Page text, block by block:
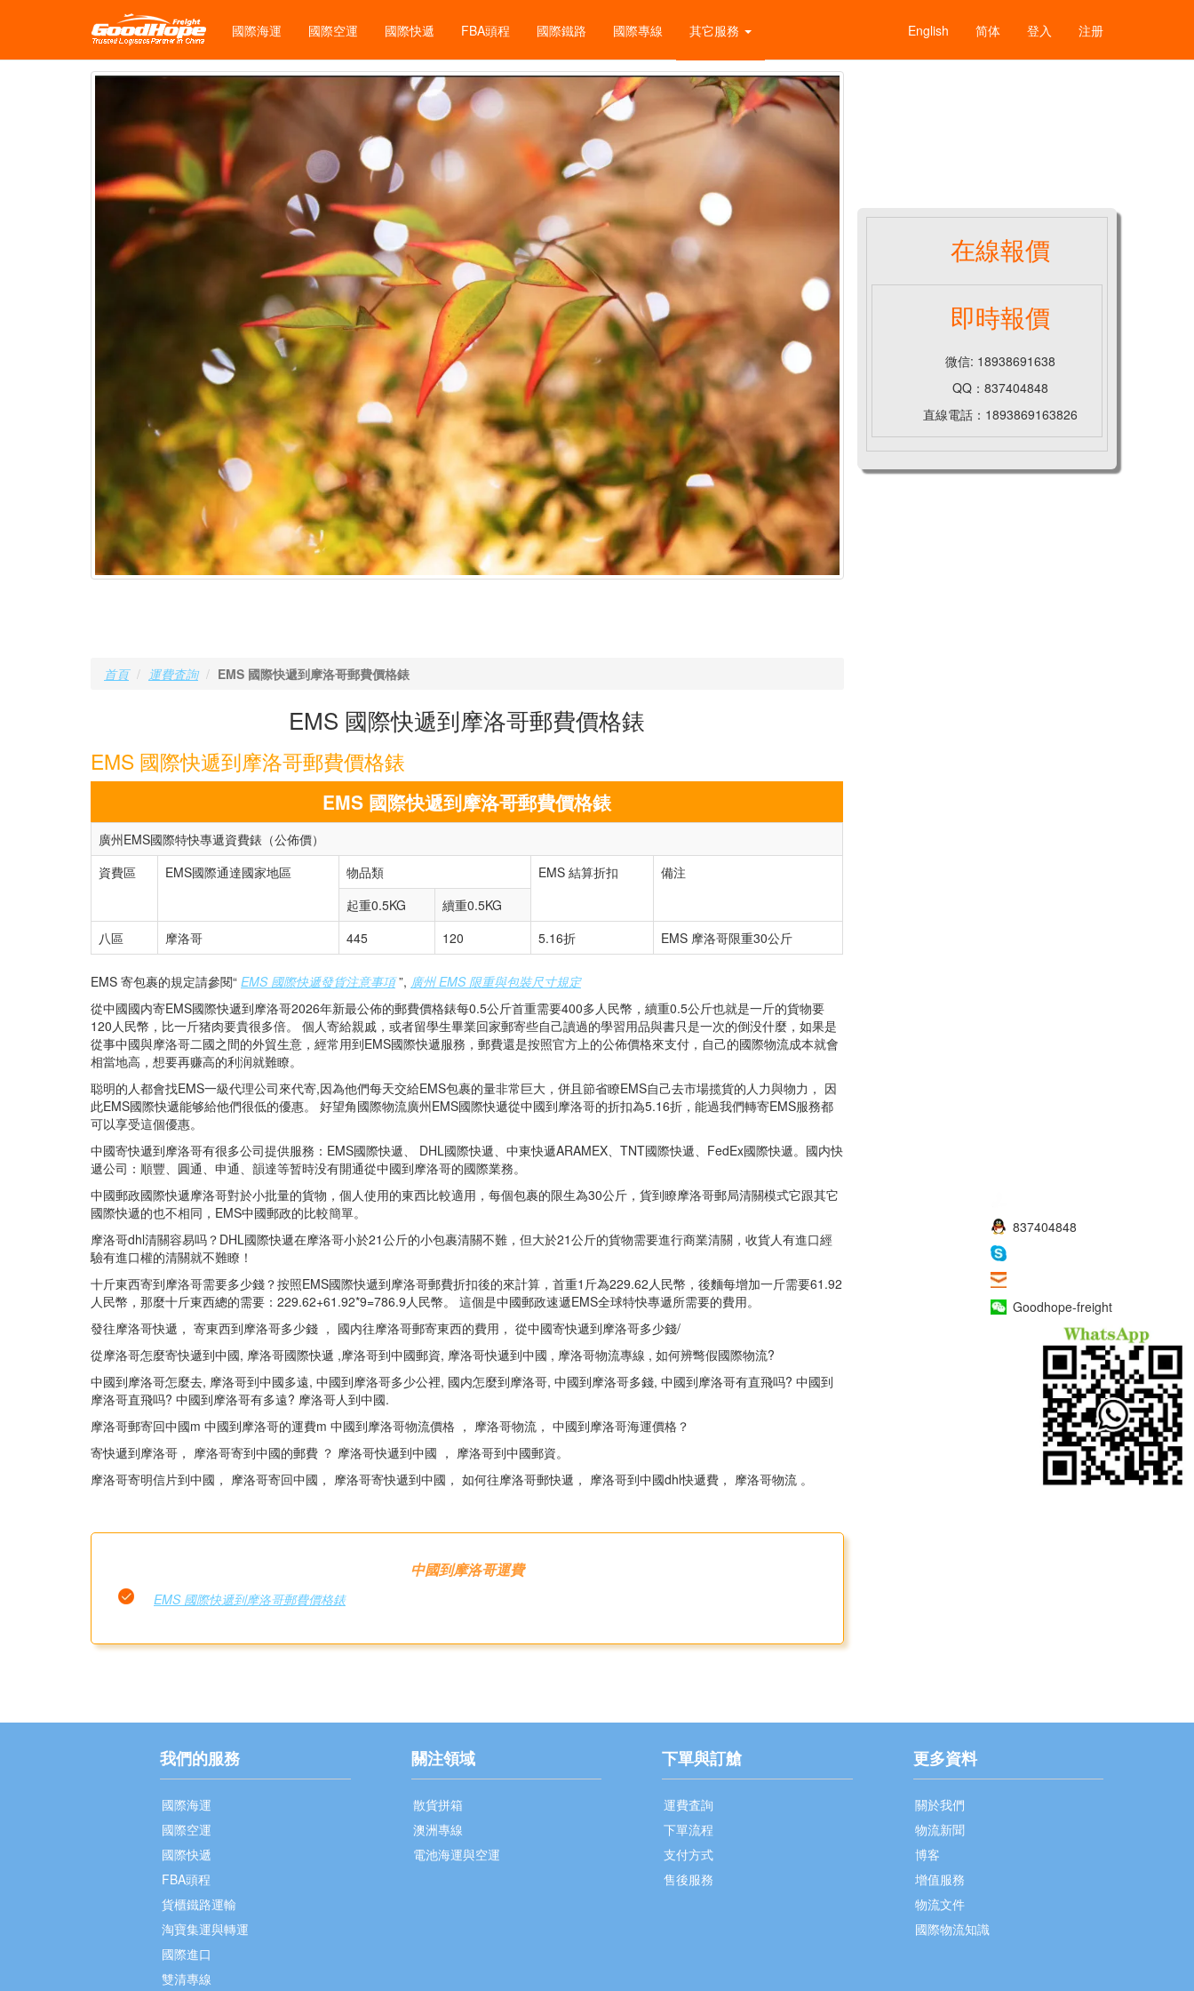
國際海運 國際空運 國際快遞 FBA頭程 國際鐵路 國際專線 其它服務 English 简体 登入 注册
首頁 運費査詢 EMS 國際快遞到摩洛哥郵費價格錶
EMS 國際快遞到摩洛哥郵費價格錶
EMS 國際快遞到摩洛哥郵費價格錶
EMS 國際快遞到摩洛哥郵費價格錶
廣州EMS國際特快專遞資費錶（公佈價）
資費區
EMS國際通達國家地區 物品類 EMS 結算折扣
備注
起重0.5KG
續重0.5KG
八區
摩洛哥 445 120 5.16折 EMS 摩洛哥限重30公斤
EMS 寄包裹的規定請參閱“ EMS 國際快遞發貨注意事項”, 廣州 EMS 限重與包裝尺寸規定
從中國國内寄EMS國際快遞到摩洛哥2026年新最公佈的郵費價格錶每0.5公斤首重需要400多人民幣，續重0.5公斤也就是一斤的貨物要
120人民幣，比一斤猪肉要貴很多倍。 個人寄給親戚，或者留學生畢業回家郵寄些自己讀過的學習用品與書只是一次的倒没什麼，如果是
從事中國與摩洛哥二國之間的外貿生意，經常用到EMS國際快遞服務，郵費還是按照官方上的公佈價格來支付，自己的國際物流成本就會
相當地高，想要再赚高的利润就難瞭。
聪明的人都會找EMS一級代理公司來代寄,因為他們每天交給EMS包裹的量非常巨大，併且節省瞭EMS自己去市場揽貨的人力與物力， 因
此EMS國際快遞能够給他們很低的優惠。 好望角國際物流廣州EMS國際快遞從中國到摩洛哥的折扣為5.16折，能過我們轉寄EMS服務都
可以享受這個優惠。
中國寄快遞到摩洛哥有很多公司提供服務：EMS國際快遞、 DHL國際快遞、中東快遞ARAMEX、TNT國際快遞、FedEx國際快遞。國内快
遞公司：順豐、圓通、申通、韻達等暂時没有開通從中國到摩洛哥的國際業務。
中國郵政國際快遞摩洛哥對於小批量的貨物，個人使用的東西比較適用，每個包裹的限生為30公斤，貨到瞭摩洛哥郵局清關模式它跟其它
國際快遞的也不相同，EMS中國郵政的比較簡單。
摩洛哥dhl清關容易吗？DHL國際快遞在摩洛哥小於21公斤的小包裹清關不難，但大於21公斤的貨物需要進行商業清關，收貨人有進口經
驗有進口權的清關就不難瞭！
十斤東西寄到摩洛哥需要多少錢？按照EMS國際快遞到摩洛哥郵費折扣後的來計算，首重1斤為229.62人民幣，後麵每增加一斤需要61.92
人民幣，那麼十斤東西總的需要：229.62+61.92*9=786.9人民幣。 這個是中國郵政速遞EMS全球特快專遞所需要的費用。
發往摩洛哥快遞， 寄東西到摩洛哥多少錢 ， 國内往摩洛哥郵寄東西的費用， 從中國寄快遞到摩洛哥多少錢/
從摩洛哥怎麼寄快遞到中國, 摩洛哥國際快遞 ,摩洛哥到中國郵資, 摩洛哥快遞到中國 , 摩洛哥物流專線 , 如何辨彆假國際物流?
中國到摩洛哥怎麼去, 摩洛哥到中國多遠, 中國到摩洛哥多少公裡, 國内怎麼到摩洛哥, 中國到摩洛哥多錢, 中國到摩洛哥有直飛吗? 中國到
摩洛哥直飛吗? 中國到摩洛哥有多遠? 摩洛哥人到中國.
摩洛哥郵寄回中國m 中國到摩洛哥的運費m 中國到摩洛哥物流價格 ， 摩洛哥物流， 中國到摩洛哥海運價格？
寄快遞到摩洛哥， 摩洛哥寄到中國的郵費 ？ 摩洛哥快遞到中國 ， 摩洛哥到中國郵資。
摩洛哥寄明信片到中國， 摩洛哥寄回中國， 摩洛哥寄快遞到中國， 如何往摩洛哥郵快遞， 摩洛哥到中國dhl快遞費， 摩洛哥物流 。
中國到摩洛哥運費
EMS 國際快遞到摩洛哥郵費價格錶
在線報價
即時報價
微信: 18938691638
QQ：837404848
直線電話：1893869163826
837404848
Goodhope-freight
我們的服務
國際海運
國際空運
國際快遞
FBA頭程
貨櫃鐵路運輸
淘寶集運與轉運
國際進口
雙清專線
關注領域
散貨拼箱
澳洲專線
電池海運與空運
下單與訂艙
運費査詢
下單流程
支付方式
售後服務
更多資料
關於我們
物流新聞
博客
增值服務
物流文件
國際物流知識